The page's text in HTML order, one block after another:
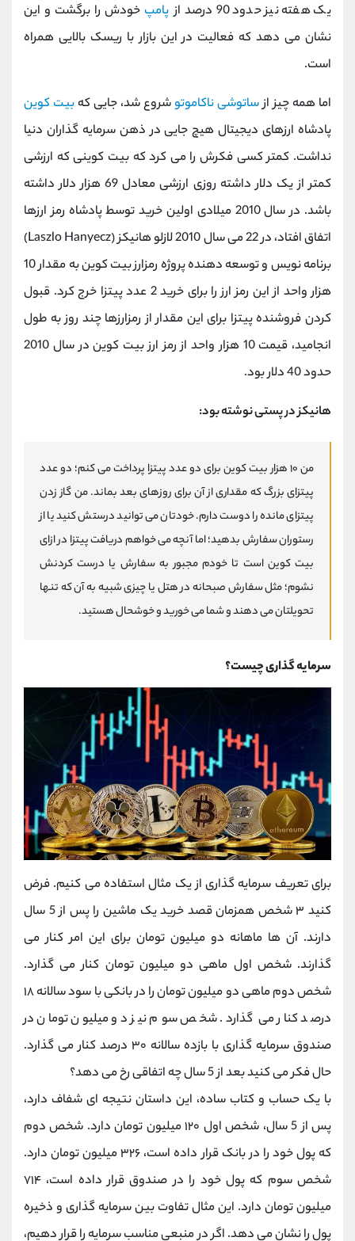
یک هفته نیز حدود 90 درصد از
پامپ خودش را برگشت و این
نشان می دهد که فعالیت در این بازار با ریسک بالایی همراه
است.
اما همه چیز ازساتوشی ناکاموتوشروع شد، جایی که بیت کوین
پادشاه ارزهای دیجیتال هیچ جایی در ذهن سرمایه گذاران دنیا
نداشت. کمتر کسی فکرش را می کرد که بیت کوینی که ارزشی
کمتر از یک دلار داشته روزی ارزشی معادل 69 هزار دلار داشته
باشد. در سال 2010 میلادی اولین خرید توسط پادشاه رمز ارزها
اتفاق افتاد، در 22 می سال 2010 لازلو هانیکز (Laszlo Hanyecz)
برنامه نویس و توسعه دهنده پروژه رمزارز بیت کوین به مقدار 10
هزار واحد از این رمز ارز را برای خرید 2 عدد پیتزا خرج کرد. قبول
کردن فروشنده پیتزا برای این مقدار از رمزارزها چند روز به طول
انجامید، قیمت 10 هزار واحد از رمز ارز بیت کوین در سال 2010
حدود 40 دلار بود.
هانیکز در پستی نوشته بود:
من۱۰هزار بیت‌ کوین برای دو عدد پیتزا پرداخت می‌ کنم؛ دو عدد
پیتزای بزرگ که مقداری از آن برای روزهای بعد بماند. من گاز زدن
پیتزای مانده را دوست دارم. خودتان می‌ توانید درستش کنید یا از
رستوران سفارش بدهید؛ اما آنچه می‌ خواهم دریافت پیتزا در ازای
بیت‌ کوین است تا خودم مجبور به سفارش یا درست کردنش
نشوم؛ مثل سفارش صبحانه در هتل یا چیزی شبیه به آن که تنها
تحویلتان می‌ دهند و شما می‌ خورید و خوشحال هستید.
سرمایه گذاری چیست؟
برای تعریف سرمایه‌ گذاری از یک مثال استفاده می‌ کنیم. فرض
کنید ۳ شخص همزمان قصد خرید یک ماشین را پس از 5 سال
دارند. آن‌ ها ماهانه دو میلیون تومان برای این امر کنار می‌
گذارند. شخص اول ماهی دو میلیون تومان کنار می‌ گذارد.
شخص دوم ماهی دو میلیون تومان را در بانکی با سود سالانه ۱۸
درصد کنار می‌ گذارد. شخص سوم نیز دو میلیون تومان در
صندوق سرمایه گذاری با بازده سالانه ۳۰ درصد کنار می‌ گذارد.
حال فکر می‌ کنید بعد از 5 سال چه اتفاقی رخ می‌ دهد؟
با یک حساب و کتاب ساده، این داستان نتیجه ای شفاف دارد،
پس از 5 سال، شخص اول ۱۲۰ میلیون تومان دارد. شخص دوم
که پول خود را در بانک قرار داده است، ۳۲۶ میلیون تومان دارد.
شخص سوم که پول خود را در صندوق قرار داده است، ۷۱۴
میلیون تومان دارد. این مثال تفاوت بین سرمایه‌ گذاری و ذخیره
پول را نشان می‌ دهد. اگر در منبعی مناسب سرمایه را قرار دهیم،